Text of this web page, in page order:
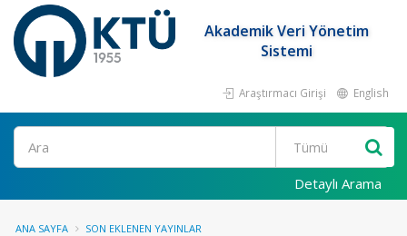
Akademik Veri Yönetim
Sistemi
Araştırmacı Girişi English
Ara
Detaylı Arama
ANA SAYFA SON EKLENEN YAYINLAR